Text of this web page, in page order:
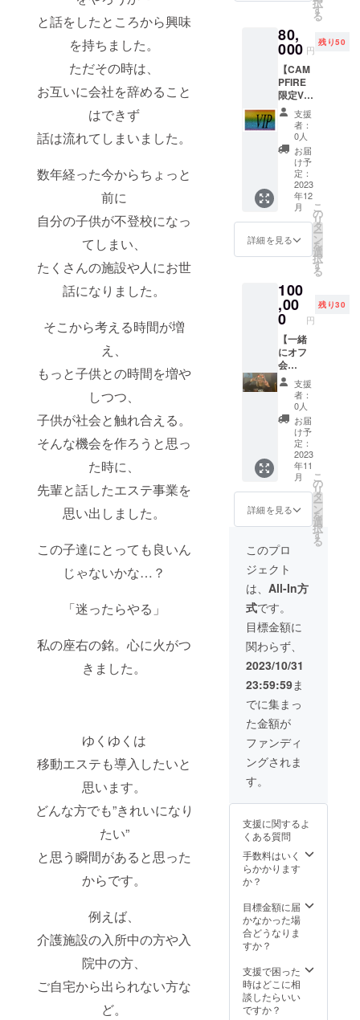
と話をしたところから興味
を持ちました。
ただその時は、
お互いに会社を辞めること
はできず
話は流れてしまいました。
数年経った今からちょっと
前に
自分の子供が不登校になっ
てしまい、
たくさんの施設や人にお世
話になりました。
そこから考える時間が増
え、
もっと子供との時間を増や
しつつ、
子供が社会と触れ合える。
そんな機会を作ろうと思っ
た時に、
先輩と話したエステ事業を
思い出しました。
この子達にとっても良いん
じゃないかな…？
「迷ったらやる」
私の座右の銘。心に火がつ
きました。
ゆくゆくは
移動エステも導入したいと
思います。
どんな方でも”きれいになり
たい”
と思う瞬間があると思った
からです。
例えば、
介護施設の入所中の方や入
院中の方、
ご自宅から出られない方な
ど。
日1枚ま
メイン
施術と
は3枚目
の写真
の①②
のこと
です ※
料金は
OPNE
記念価
格です
※価格は
予告な
く変更
になる
がござ
います
※予約方
文の︎
「ご予
約はこ
ちらか
ら」か
らお進
みくだ
さい ※
ボトル-
ステン
レス製
※色はホ
ワイ
ト、シ
バー、
ク、ネ
イビー
選びく
ださい
※写真は
イメー
す。デ
ザイン
が異な
る場合
があり
ます。
※準備が
整い次
第発送
となり
ますの
で、お
届け時
可能性
がござ
いま
す。 ※
連絡用
として
須とさ
せてい
ただき
※IABiBi
が経営
する
「木
星」
（エス
テサロ
ンの名
前）で
メイン
施術を
受けた
場合の
み有効
※メイン
施術と
は2枚目
です ※
料金は
OPNE
記念価
格です
※価格は
予告な
く変更
になる
可能性
がござ
います
※予約方
法は本
文の︎
「ご予
約はこ
ちらか
みくだ
の方が
なる?!
ご自宅
にVIP
カード
をお送
りいた
しま
す。 ※
特典利
用は1日
1回まで
※2033
年12月
31日ま
で有効
※デザイ
ンが異
※IABiBi
が経営
する
「木
星」
（エス
テサロ
ンの名
前）で
メイン
施術を
受けた
場合の
み有効
※メイン
施術と
は2枚目
の写真
です ※
料金は
OPNE
記念価
格です
※価格は
予告な
く変更
になる
可能性
がござ
います
※予約方
法は本
文の︎
「ご予
約はこ
ちらか
みくだ
さい
す
る
80,
000 円
残り50
【CAM
PFIRE
限定VIP
カード
虹】 ど
のコー
スでも
表示料
金より
1,500円
引き！
使い方
によっ
てはリ
ターン
の方が
なる?!
ご自宅
にVIP
カード
をお送
りいた
しま
す。 ※
特典利
用は1日
1回まで
※2033
年12月
31日ま
で有効
※デザイ
ンが異
なる場
合があ
ります
※IABiBi
が経営
する
「木
星」
（エス
テサロ
ンの名
前）で
メイン
施術を
受けた
場合の
み有効
※メイン
施術と
は2枚目
の写真
です ※
OPNE
記念価
格です
※価格は
予告な
になる
可能性
がござ
います
法は本
文の︎
「ご予
約はこ
支援
者：
0人
お届
け予
定：
2023
年12
月
詳細を見る
こ
の
リ
タ
ー
ン
を
選
択
す
る
100
,00
0 円
残り30
【一緒
にオフ
会
権！】
いいじ
ま本人
とオフ
会がで
きる権
利。 ご
招待の
メール
をお送
りいた
しま
す！ 宇
都宮市
内の私
の知っ
ている
お店で
一緒に
熱く語
りま
しょ
う︎！！
※日程は
メール
にてや
りとり
させて
くださ
い ※1店
舗のみ
につき1
です ※
場所代
や会食
費等発
生した
別途で
す ※各
お店の
閉店時
※交通費
や滞在
費など
は含み
支援
者：
0人
お届
け予
定：
2023
年11
月
詳細を見る
こ
の
リ
タ
ー
ン
を
選
択
す
る
このプロ
ジェクト
は、 All-In方
式です。
目標金額に
関わらず、
2023/10/31
23:59:59ま
でに集まっ
た金額が
ファンディ
ングされま
す。
支援に関するよ
くある質問
手数料はいく
らかかります
か？
目標金額に届
かなかった場
合どうなりま
すか？
支援で困った
時はどこに相
談したらいい
ですか？